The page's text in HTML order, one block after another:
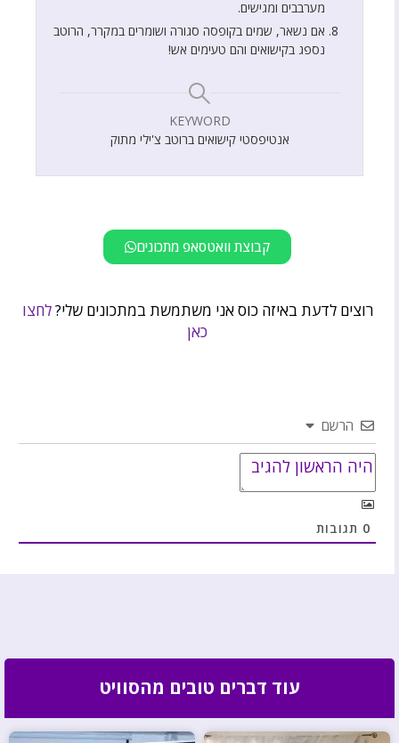
מערבבים ומגישים.
אם נשאר, שמים בקופסה סגורה ושומרים במקרר, הרוטב
נספג בקישואים והם טעימים אש!
KEYWORD
אנטיפסטי קישואים ברוטב צ'ילי מתוק
קבוצת וואטסאפ מתכונים
רוצים לדעת באיזה כוס אני משתמשת במתכונים שלי?לחצו
כאן
הרשם
0 תגובות
עוד דברים טובים מהסוויט